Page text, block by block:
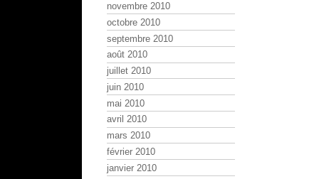
novembre 2010
octobre 2010
septembre 2010
août 2010
juillet 2010
juin 2010
mai 2010
avril 2010
mars 2010
février 2010
janvier 2010